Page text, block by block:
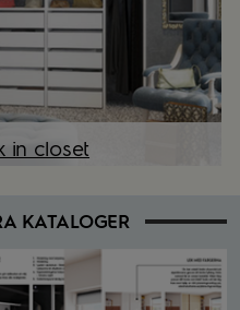
in closet
KATALOGER